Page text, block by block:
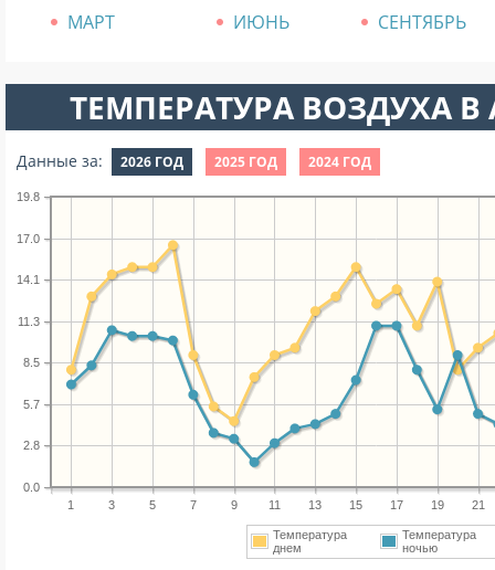
МАРТ
ИЮНЬ СЕНТЯБРЬ
ТЕМПЕРАТУРА ВОЗДУХА В
Данные за: 2026 ГОД 2025 ГОД 2024 ГОД
1 3 5 7 9 11 13 15 17 19 21
0.0
2.8
5.7
8.5
11.3
14.1
17.0
19.8
Температура
днем
Температура
ночью